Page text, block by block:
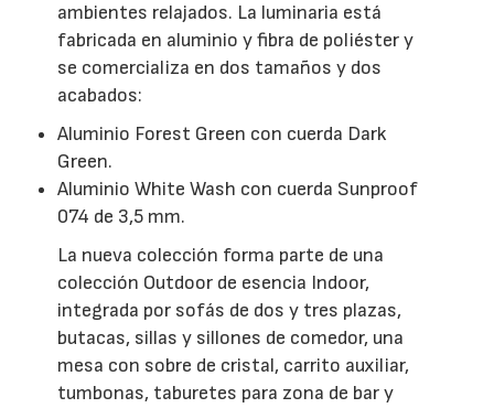
ambientes relajados. La luminaria está
fabricada en aluminio y fibra de poliéster y
se comercializa en dos tamaños y dos
acabados:
Aluminio Forest Green con cuerda Dark
Green.
Aluminio White Wash con cuerda Sunproof
074 de 3,5 mm.
La nueva colección forma parte de una
colección Outdoor de esencia Indoor,
integrada por sofás de dos y tres plazas,
butacas, sillas y sillones de comedor, una
mesa con sobre de cristal, carrito auxiliar,
tumbonas, taburetes para zona de bar y